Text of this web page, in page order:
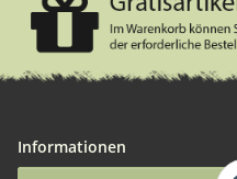
Informationen